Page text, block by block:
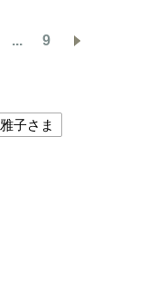
... 9
雅子さま